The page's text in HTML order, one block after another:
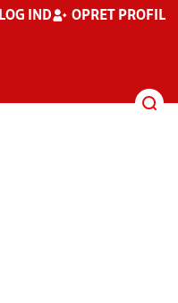
LOG IND OPRET PROFIL